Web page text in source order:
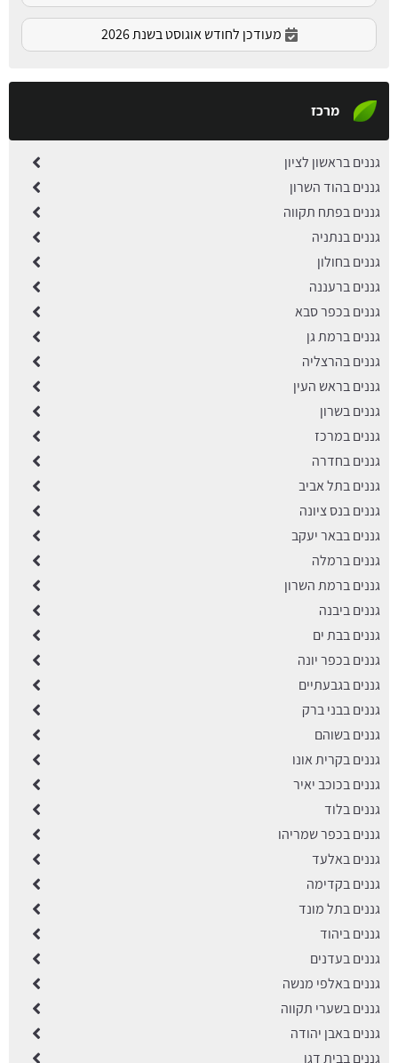
מעודכן לחודש אוגוסט בשנת 2026
מרכז
גננים בראשון לציון
גננים בהוד השרון
גננים בפתח תקווה
גננים בנתניה
גננים בחולון
גננים ברעננה
גננים בכפר סבא
גננים ברמת גן
גננים בהרצליה
גננים בראש העין
גננים בשרון
גננים במרכז
גננים בחדרה
גננים בתל אביב
גננים בנס ציונה
גננים בבאר יעקב
גננים ברמלה
גננים ברמת השרון
גננים ביבנה
גננים בבת ים
גננים בכפר יונה
גננים בגבעתיים
גננים בבני ברק
גננים בשוהם
גננים בקרית אונו
גננים בכוכב יאיר
גננים בלוד
גננים בכפר שמריהו
גננים באלעד
גננים בקדימה
גננים בתל מונד
גננים ביהוד
גננים בעדנים
גננים באלפי מנשה
גננים בשערי תקווה
גננים באבן יהודה
גננים בבית דגן